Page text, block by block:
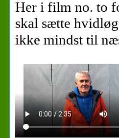
Her i film no. to
skal sætte
ikke mindst til